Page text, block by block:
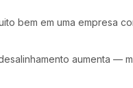
bem em uma empresa
aumenta —